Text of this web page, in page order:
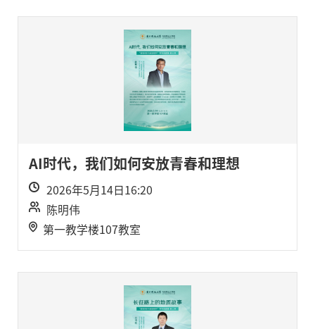
AI时代，我们如何安放青春和理想
2026年5月14日16:20
陈明伟
第一教学楼107教室